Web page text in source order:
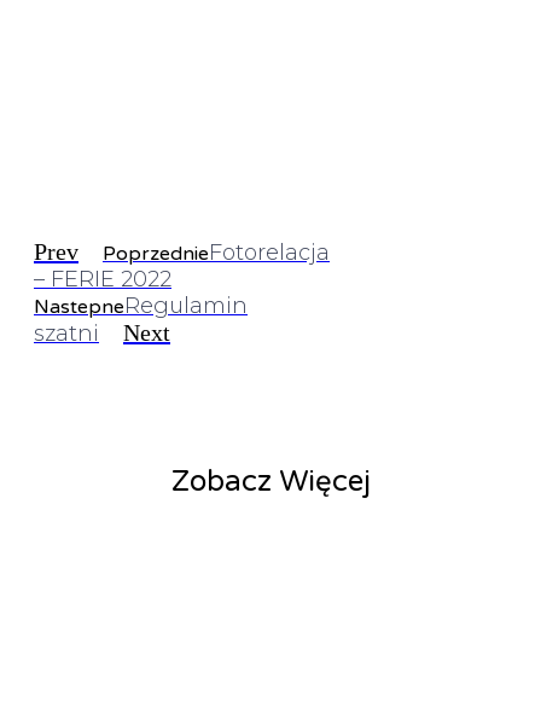
Prev PoprzednieFotorelacja
– FERIE 2022
NastepneRegulamin
szatni
Next
Zobacz Więcej